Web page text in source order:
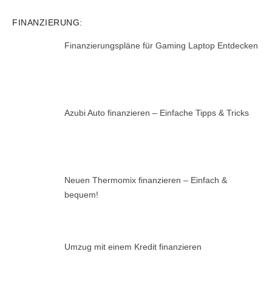
FINANZIERUNG:
Finanzierungspläne für Gaming Laptop Entdecken
Azubi Auto finanzieren – Einfache Tipps & Tricks
Neuen Thermomix finanzieren – Einfach &
bequem!
Umzug mit einem Kredit finanzieren